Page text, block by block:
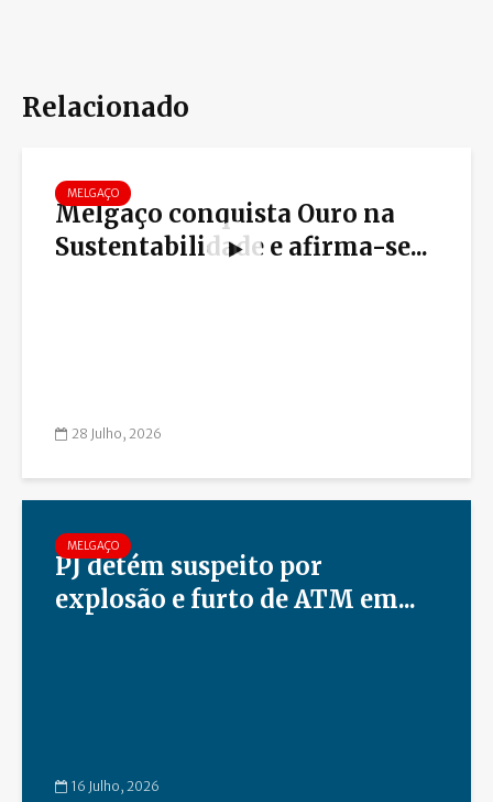
Relacionado
MELGAÇO
Melgaço conquista Ouro na
Sustentabilidade e afirma-se...
28 Julho, 2026
MELGAÇO
PJ detém suspeito por
explosão e furto de ATM em...
16 Julho, 2026